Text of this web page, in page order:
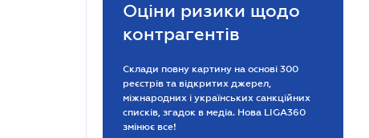
Оціни ризики щодо
контрагентів
Склади повну картину на основі 300
реєстрів та відкритих джерел,
міжнародних і українських санкційних
списків, згадок в медіа. Нова LIGA360
змінює все!